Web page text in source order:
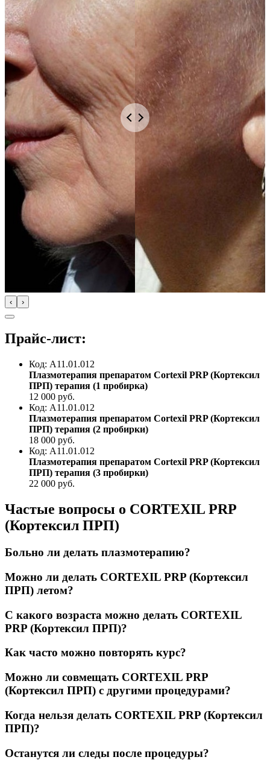
‹ ›
Прайс-лист:
Код: A11.01.012
Плазмотерапия препаратом Cortexil PRP (Кортексил
ПРП) терапия (1 пробирка)
12 000 руб.
Код: A11.01.012
Плазмотерапия препаратом Cortexil PRP (Кортексил
ПРП) терапия (2 пробирки)
18 000 руб.
Код: A11.01.012
Плазмотерапия препаратом Cortexil PRP (Кортексил
ПРП) терапия (3 пробирки)
22 000 руб.
Частые вопросы о CORTEXIL PRP
(Кортексил ПРП)
Больно ли делать плазмотерапию?
Можно ли делать CORTEXIL PRP (Кортексил
ПРП) летом?
С какого возраста можно делать CORTEXIL
PRP (Кортексил ПРП)?
Как часто можно повторять курс?
Можно ли совмещать CORTEXIL PRP
(Кортексил ПРП) с другими процедурами?
Когда нельзя делать CORTEXIL PRP (Кортексил
ПРП)?
Останутся ли следы после процедуры?